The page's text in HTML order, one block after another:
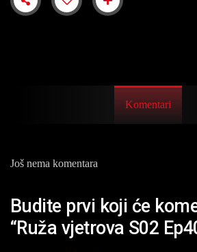
Komentari
Još nema komentara
Budite prvi koji će
“Ruža vjetrova S02